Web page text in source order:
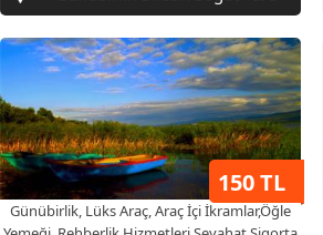
Günübirlik, Lüks Araç, Araç İçi İkramlar,Öğle
Yemeği, Rehberlik Hizmetleri,Seyahat Sigorta
% 20 Özel İndirimli
Her Hafta Sonu Kalkışlı
150 TL